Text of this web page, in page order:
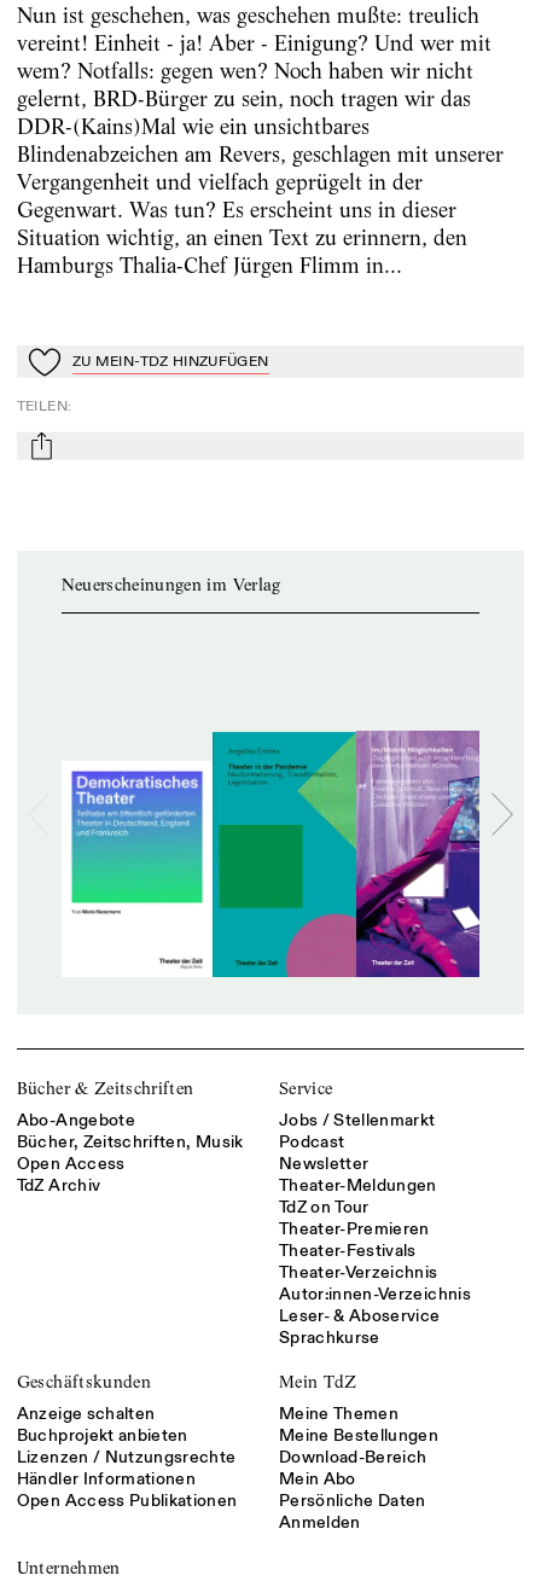
Nun ist geschehen, was geschehen mußte: treulich
vereint! Einheit - ja! Aber - Einigung? Und wer mit
wem? Notfalls: gegen wen? Noch haben wir nicht
gelernt, BRD-Bürger zu sein, noch tragen wir das
DDR-(Kains)Mal wie ein unsichtbares
Blindenabzeichen am Revers, geschlagen mit unserer
Vergangenheit und vielfach geprügelt in der
Gegenwart. Was tun? Es erscheint uns in dieser
Situation wichtig, an einen Text zu erinnern, den
Hamburgs Thalia-Chef Jürgen Flimm in...
Zu Mein-TdZ hinzufügen
ZU MEIN-TDZ HINZUFÜGEN
TEILEN:
mail
Neuerscheinungen im Verlag
Bücher & Zeitschriften
Abo-Angebote
Bücher, Zeitschriften, Musik
Open Access
TdZ Archiv
Service
Jobs / Stellenmarkt
Podcast
Newsletter
Theater-Meldungen
TdZ on Tour
Theater-Premieren
Theater-Festivals
Theater-Verzeichnis
Autor:innen-Verzeichnis
Leser- & Aboservice
Sprachkurse
Geschäftskunden
Anzeige schalten
Buchprojekt anbieten
Lizenzen / Nutzungsrechte
Händler Informationen
Open Access Publikationen
Mein TdZ
Meine Themen
Meine Bestellungen
Download-Bereich
Mein Abo
Persönliche Daten
Anmelden
Unternehmen